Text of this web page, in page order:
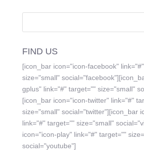
FIND US
[icon_bar icon="icon-facebook"
size="small"
gplus" link="#" target="" size="small"
[icon_bar icon="icon-twitter" link="#"
size="small" social="twitter"][icon_bar
link="#" target="" size="small"
icon="icon-play" link="#" target=""
social="youtube"]